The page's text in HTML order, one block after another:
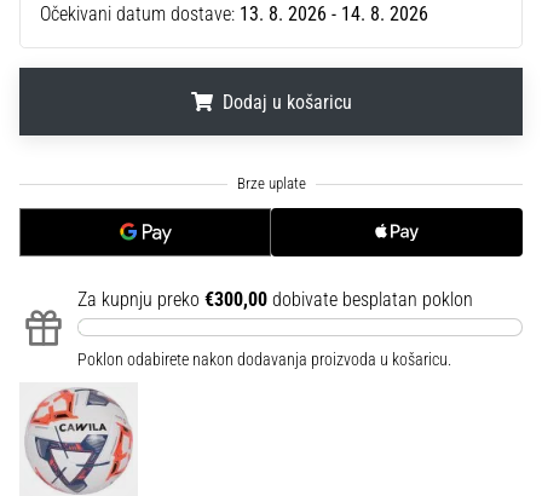
dresovima
i
kopačkama
svake
gola…
Prikaži
sve
članke
Očekivani datum dostave: 13. 8. 2026 - 14. 8. 2026
Dodaj u košaricu
Za kupnju preko €300,00 dobivate besplatan poklon
Poklon odabirete nakon dodavanja proizvoda u košaricu.